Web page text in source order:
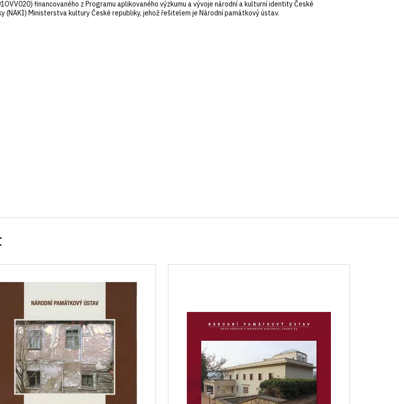
financovaného z Programu aplikovaného výzkumu a vývoje národní a kulturní identity České
(NAKI) Ministerstva kultury České republiky, jehož řešitelem je Národní památkový ústav.